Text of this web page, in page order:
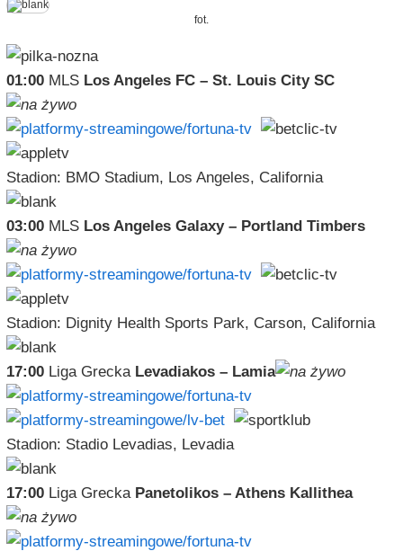
fot.
01:00MLS Los Angeles FC – St. Louis City SC
Stadion: BMO Stadium, Los Angeles, California
03:00MLS Los Angeles Galaxy – Portland Timbers
Stadion: Dignity Health Sports Park, Carson, California
17:00Liga Grecka Levadiakos – Lamia
Stadion: Stadio Levadias, Levadia
17:00Liga Grecka Panetolikos – Athens Kallithea